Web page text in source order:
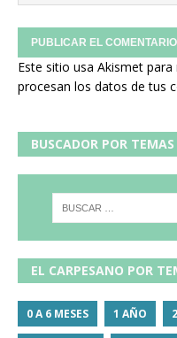
Este sitio usa Akismet para
procesan los datos de tus
BUSCADOR POR TEMAS
EL CARPESANO POR
0 A 6 MESES 1 AÑO